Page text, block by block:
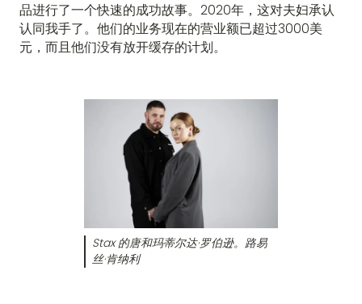
品进行了一个快速的成功故事。2020年，这对夫妇承认
认同我手了。他们的业务现在的营业额已超过3000美
元，而且他们没有放开缓存的计划。
Stax 的唐和玛蒂尔达·罗伯逊。路易
丝·肯纳利